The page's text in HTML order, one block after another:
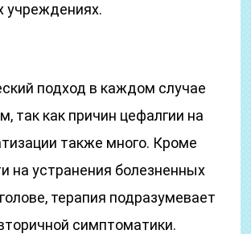
учреждениях.
подход в каждом случае
так как причин цефалгии на
также много. Кроме
на устранения болезненных
терапия подразумевает
симптоматики.